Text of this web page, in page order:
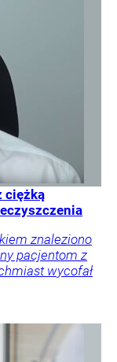
ciężką
znaleziono
pacjentom z
wycofał